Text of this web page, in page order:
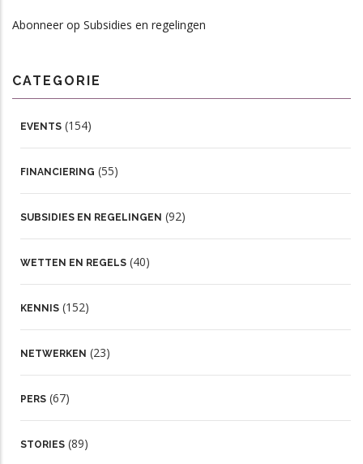
Abonneer op Subsidies en regelingen
CATEGORIE
EVENTS (154)
FINANCIERING (55)
SUBSIDIES EN REGELINGEN (92)
WETTEN EN REGELS (40)
KENNIS (152)
NETWERKEN (23)
PERS (67)
STORIES (89)